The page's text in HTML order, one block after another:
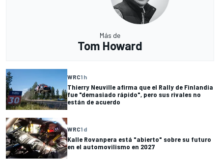
Más de
Tom Howard
WRC1 h
Thierry Neuville afirma que el Rally de Finlandia
fue "demasiado rápido", pero sus rivales no
están de acuerdo
WRC1 d
Kalle Rovanpera está "abierto" sobre su futuro
en el automovilismo en 2027